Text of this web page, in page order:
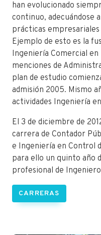
han evolucionado
continuo, adecuándose
prácticas empresariales
Ejemplo de esto es la
Ingeniería Comercial en
menciones de
plan de estudio
admisión 2005. Mismo
actividades Ingeniería
El 3 de diciembre de
carrera de Contador
e Ingeniería en Control
para ello un quinto año
profesional de
CARRERAS